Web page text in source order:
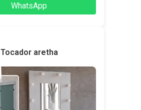
WhatsApp
Tocador aretha